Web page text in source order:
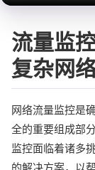
流量监
复杂网
网络流量监控是
全的重要组成部
监控面临着诸多